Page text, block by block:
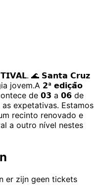
🌊 𝗦𝗮𝗻𝘁𝗮 𝗖𝗿𝘂𝘇
jovem.A 𝟮ª 𝗲𝗱𝗶𝗰̧𝗮̃𝗼
de 𝟬𝟯 a 𝟬𝟲 de
expetativas. Estamos
recinto renovado e
a outro nível nestes
er zijn geen tickets